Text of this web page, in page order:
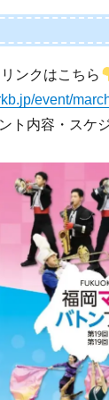
ンクはこちら
event/
ト内容・スケ